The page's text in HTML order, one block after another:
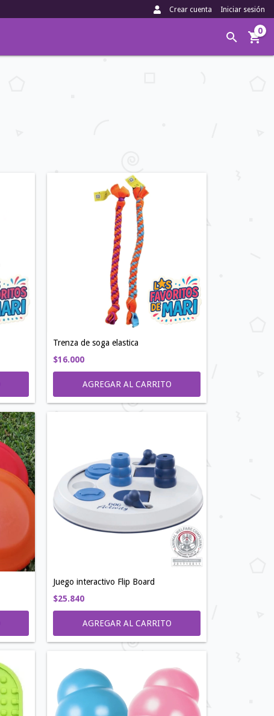
Crear cuenta Iniciar sesión
0
Trenza de soga elastica
$16.000
AGREGAR AL CARRITO
Juego interactivo Flip Board
$25.840